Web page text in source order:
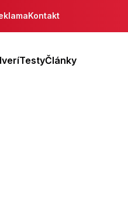
Kontakt
TestyČlánky